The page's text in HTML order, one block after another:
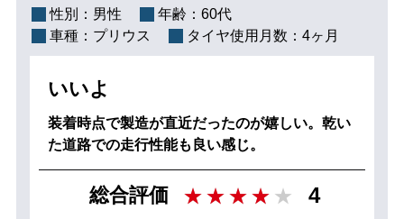
性別： 男性 年齢： 60代
車種： プリウス タイヤ使用月数： 4ヶ月
いいよ
装着時点で製造が直近だったのが嬉しい。乾い
た道路での走行性能も良い感じ。
総合評価 4